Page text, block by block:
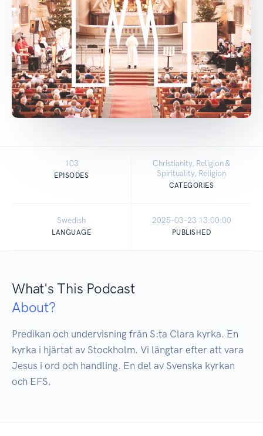
103
EPISODES
Christianity, Religion &
Spirituality, Religion
CATEGORIES
Swedish
LANGUAGE
2025-03-23 13:00:00
PUBLISHED
What's This Podcast
About?
Predikan och undervisning från S:ta Clara kyrka. En
kyrka i hjärtat av Stockholm. Vi längtar efter att vara
Jesus i ord och handling. En del av Svenska kyrkan
och EFS.